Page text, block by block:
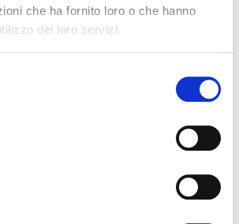
che ha fornito loro o che hanno
dei loro servizi.
favorite_border